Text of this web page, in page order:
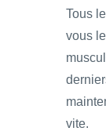
Tous
vous
vite.